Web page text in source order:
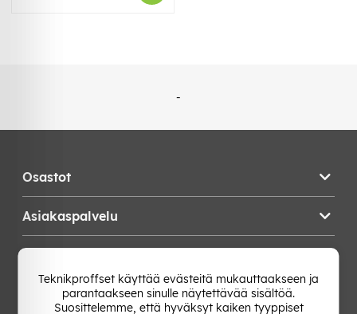
-
Osastot
Asiakaspalvelu
Vaihda Maa
Teknikproffset käyttää evästeitä mukauttaakseen ja
parantaakseen sinulle näytettävää sisältöä.
Suosittelemme, että hyväksyt kaiken tyyppiset